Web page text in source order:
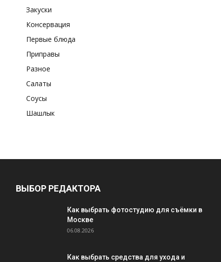
Закуски
Консервация
Первые блюда
Приправы
Разное
Салаты
Соусы
Шашлык
ВЫБОР РЕДАКТОРА
Как выбрать фотостудию для съёмки в
Москве
06.08.2026
Как выбрать средства для ухода и